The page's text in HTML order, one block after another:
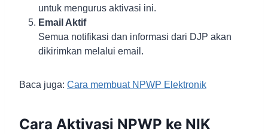
untuk mengurus aktivasi ini.
Email Aktif
Semua notifikasi dan informasi dari DJP akan
dikirimkan melalui email.
Baca juga: Cara membuat NPWP Elektronik
Cara Aktivasi NPWP ke NIK